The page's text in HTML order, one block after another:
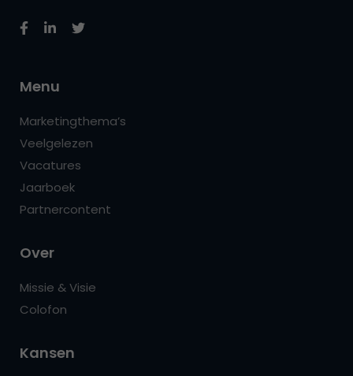
Menu
Marketingthema’s
Veelgelezen
Vacatures
Jaarboek
Partnercontent
Over
Missie & Visie
Colofon
Kansen